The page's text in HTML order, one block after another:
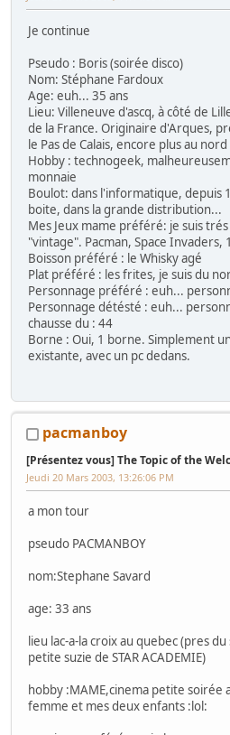
Je continue
Pseudo : Boris (soirée disco)
Nom: Stéphane Fardoux
Age: euh... 35 ans
Lieu: Villeneuve d'ascq, à côté de
de la France. Originaire d'Arques,
le Pas de Calais, encore plus au
Hobby : technogeek,
monnaie
Boulot: dans l'informatique, depuis
boite, dans la grande distribution...
Mes Jeux mame préféré: je suis
"vintage". Pacman, Space Invaders,
Boisson préféré : le Whisky agé
Plat préféré : les frites, je suis du
Personnage préféré : euh...
Personnage détésté : euh...
chausse du : 44
Borne : Oui, 1 borne. Simplement
existante, avec un pc dedans.
pacmanboy
[Présentez vous] The Topic of the
Jeudi 20 Mars 2003, 13:26:06 PM
a mon tour
pseudo PACMANBOY
nom:Stephane Savard
age: 33 ans
lieu lac-a-la croix au quebec (pres
petite suzie de STAR ACADEMIE)
hobby :MAME,cinema petite soirée
femme et mes deux enfants :lol: